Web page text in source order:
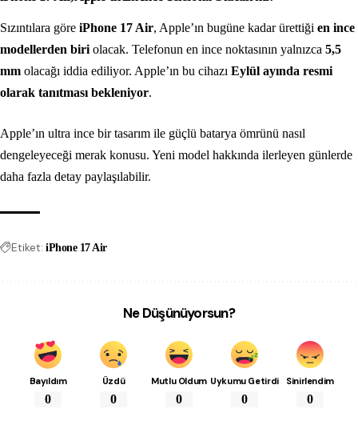
Sızıntılara göre iPhone 17 Air, Apple’ın bugüne kadar ürettiği en ince
modellerden biri olacak. Telefonun en ince noktasının yalnızca 5,5
mm olacağı iddia ediliyor. Apple’ın bu cihazı Eylül ayında resmi
olarak tanıtması bekleniyor.
Apple’ın ultra ince bir tasarım ile güçlü batarya ömrünü nasıl
dengeleyeceği merak konusu. Yeni model hakkında ilerleyen günlerde
daha fazla detay paylaşılabilir.
Etiket: iPhone 17 Air
Ne Düşünüyorsun?
Bayıldım
0
Üzdü
0
Mutlu Oldum
0
Uykumu Getirdi
0
Sinirlendim
0